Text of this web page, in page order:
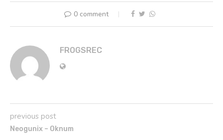
0 comment
FROGSREC
previous post
Neogunix – Oknum